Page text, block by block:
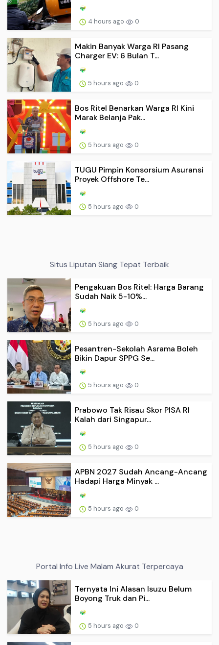
4 hours ago 0
Makin Banyak Warga RI Pasang
Charger EV: 6 Bulan T...
5 hours ago 0
Bos Ritel Benarkan Warga RI Kini
Marak Belanja Pak...
5 hours ago 0
TUGU Pimpin Konsorsium Asuransi
Proyek Offshore Te...
5 hours ago 0
Situs Liputan Siang Tepat Terbaik
Pengakuan Bos Ritel: Harga Barang
Sudah Naik 5-10%...
5 hours ago 0
Pesantren-Sekolah Asrama Boleh
Bikin Dapur SPPG Se...
5 hours ago 0
Prabowo Tak Risau Skor PISA RI
Kalah dari Singapur...
5 hours ago 0
APBN 2027 Sudah Ancang-Ancang
Hadapi Harga Minyak ...
5 hours ago 0
Portal Info Live Malam Akurat Terpercaya
Ternyata Ini Alasan Isuzu Belum
Boyong Truk dan Pi...
5 hours ago 0